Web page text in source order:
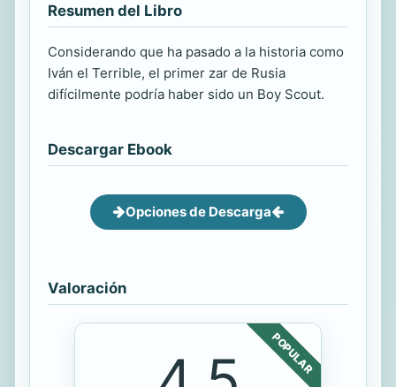
Resumen del Libro
Considerando que ha pasado a la historia como
Iván el Terrible, el primer zar de Rusia
difícilmente podría haber sido un Boy Scout.
Descargar Ebook
Opciones de Descarga
Valoración
POPULAR